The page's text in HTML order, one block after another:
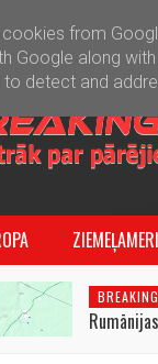
from
Google along
to detect and